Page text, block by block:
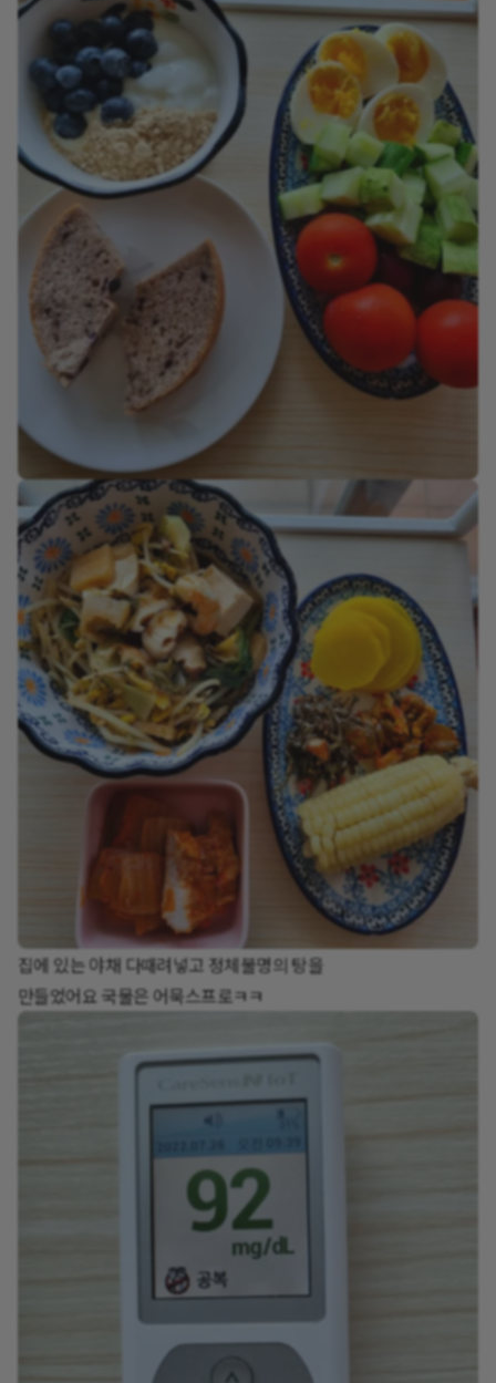
집에 있는 야채 다때려넣고 정체불명의 탕을
만들었어요 국물은 어묵스프로ㅋㅋ